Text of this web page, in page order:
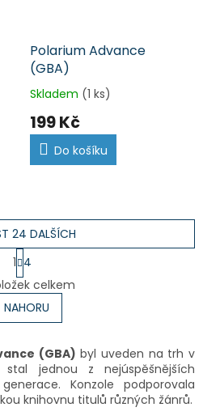
Polarium Advance
(GBA)
Skladem (1 ks)
199 Kč
Do košíku
O
v
l
á
a
c
í
p
24 DALŠÍCH
S
t
r
á
n
k
v
á
n
í
1 4
celkem
NAHORU
(GBA) byl uveden na trh v
jednou z nejúspěšnějších
Konzole podporovala
knihovnu titulů různých žánrů.